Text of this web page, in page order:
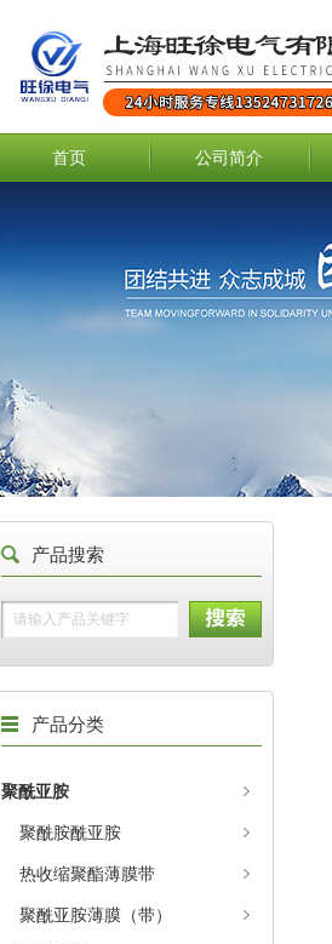
首页 公司简介
产品搜索
产品分类
聚酰亚胺
聚酰胺酰亚胺
热收缩聚酯薄膜带
聚酰亚胺薄膜（带）